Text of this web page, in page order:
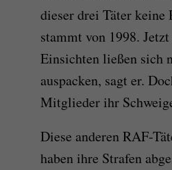
dieser drei Täter
stammt von 1998.
Einsichten ließen sich
auspacken, sagt er.
Mitglieder ihr
Diese anderen RAF-
haben ihre Strafen